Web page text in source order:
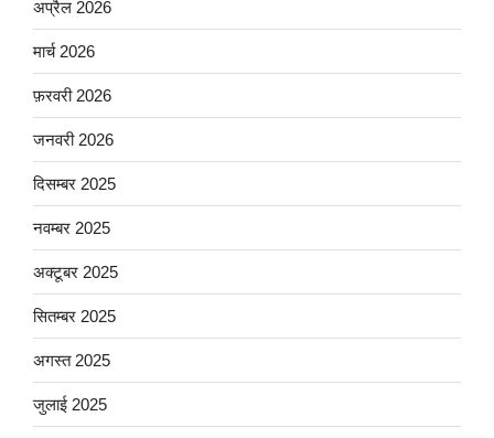
अप्रैल 2026
मार्च 2026
फ़रवरी 2026
जनवरी 2026
दिसम्बर 2025
नवम्बर 2025
अक्टूबर 2025
सितम्बर 2025
अगस्त 2025
जुलाई 2025